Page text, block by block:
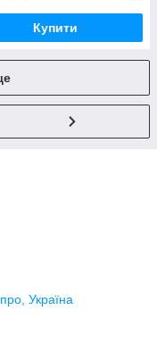
Купити
Україна